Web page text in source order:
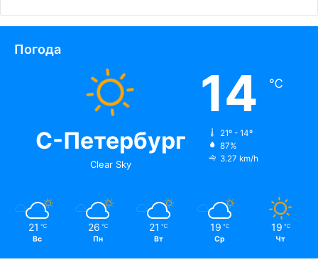
Погода
С-Петербург
Clear Sky
14 ℃
21º - 14º
87%
3.27 km/h
21 ℃
Вс
26 ℃
Пн
21 ℃
Вт
19 ℃
Ср
19 ℃
Чт